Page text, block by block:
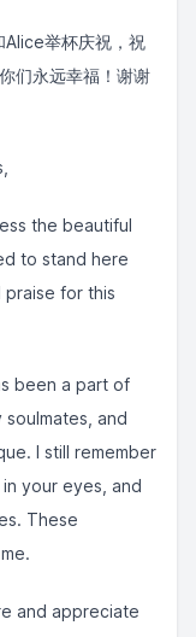
Alice举杯庆祝，祝
们永远幸福！谢谢
the beautiful
to stand here
praise for this
been a part of
and
I still remember
your eyes, and
These
and appreciate